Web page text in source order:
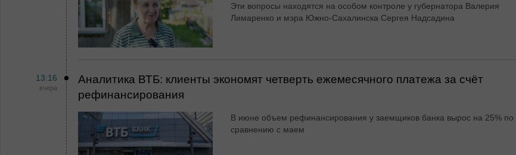
Эти вопросы находятся на особом контроле у губернатора Валерия
Лимаренко и мэра Южно-Сахалинска Сергея Надсадина
13:16
вчера
Аналитика ВТБ: клиенты экономят четверть ежемесячного платежа за счёт
рефинансирования
В июне объем рефинансирования у заемщиков банка вырос на 25% по
сравнению с маем